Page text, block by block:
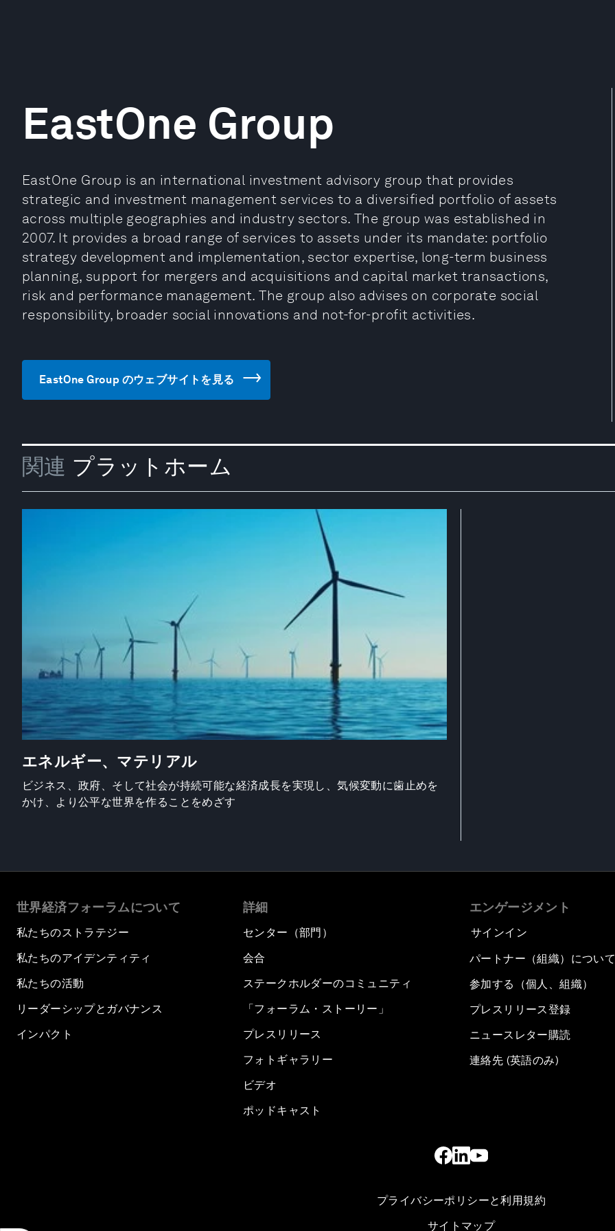
EastOne Group
EastOne Group is an international investment advisory group that provides
strategic and investment management services to a diversified portfolio of assets
across multiple geographies and industry sectors. The group was established in
2007. It provides a broad range of services to assets under its mandate: portfolio
strategy development and implementation, sector expertise, long-term business
planning, support for mergers and acquisitions and capital market transactions,
risk and performance management. The group also advises on corporate social
responsibility, broader social innovations and not-for-profit activities.
EastOne Group のウェブサイトを見る
関連 プラットホーム
エネルギー、マテリアル
ビジネス、政府、そして社会が持続可能な経済成長を実現し、気候変動に歯止めを
かけ、より公平な世界を作ることをめざす
世界経済フォーラムについて
私たちのストラテジー
私たちのアイデンティティ
私たちの活動
リーダーシップとガバナンス
インパクト
詳細
センター（部門）
会合
ステークホルダーのコミュニティ
「フォーラム・ストーリー」
プレスリリース
フォトギャラリー
ビデオ
ポッドキャスト
エンゲージメント
サインイン
パートナー（組織）につい
参加する（個人、組織）
プレスリリース登録
ニュースレター購読
連絡先 (英語のみ)
プライバシーポリシーと利用規約
サイトマップ